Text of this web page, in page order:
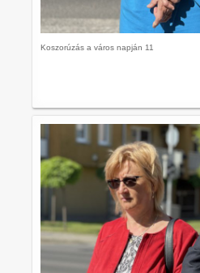
Koszorúzás a város napján 11